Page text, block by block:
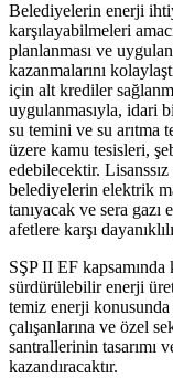
Belediyelerin enerji
karşılayabilmeleri
planlanması ve
kazanmalarını
için alt krediler
uygulanmasıyla, idari
su temini ve su arıtma
üzere kamu tesisleri,
edebilecektir.
belediyelerin elektrik
tanıyacak ve sera gazı
afetlere karşı
SŞP II EF
sürdürülebilir enerji
temiz enerji
çalışanlarına ve özel
santrallerinin tasarımı
kazandıracaktır.